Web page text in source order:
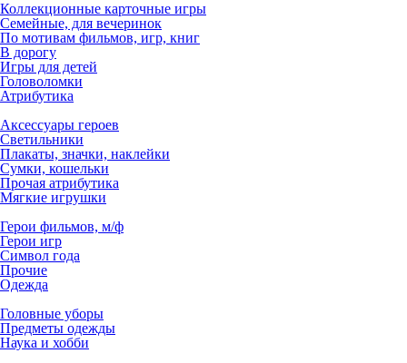
Коллекционные карточные игры
Семейные, для вечеринок
По мотивам фильмов, игр, книг
В дорогу
Игры для детей
Головоломки
Атрибутика
Аксессуары героев
Светильники
Плакаты, значки, наклейки
Сумки, кошельки
Прочая атрибутика
Мягкие игрушки
Герои фильмов, м/ф
Герои игр
Символ года
Прочие
Одежда
Головные уборы
Предметы одежды
Наука и хобби